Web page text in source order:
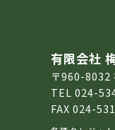
有限会社
〒960-8032
TEL 024-
FAX 024-